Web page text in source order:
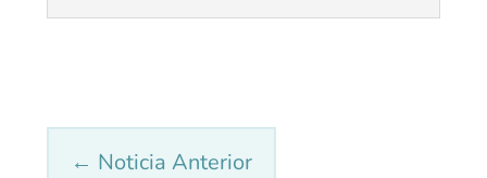
← Noticia Anterior